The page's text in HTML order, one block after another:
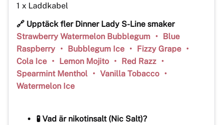
1 x Laddkabel
🔗 Upptäck fler Dinner Lady S-Line smaker
Strawberry Watermelon Bubblegum • Blue
Raspberry • Bubblegum Ice • Fizzy Grape •
Cola Ice • Lemon Mojito • Red Razz •
Spearmint Menthol • Vanilla Tobacco •
Watermelon Ice
🧪 Vad är nikotinsalt (Nic Salt)?